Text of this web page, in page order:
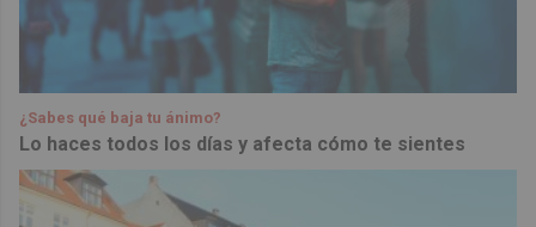
¿Sabes qué baja tu ánimo?
Lo haces todos los días y afecta cómo te sientes